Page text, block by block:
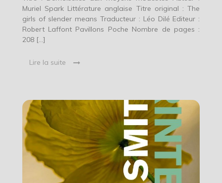
Muriel Spark Littérature anglaise Titre original : The
girls of slender means Traducteur : Léo Dilé Editeur :
Robert Laffont Pavillons Poche Nombre de pages :
208 […]
Lire la suite